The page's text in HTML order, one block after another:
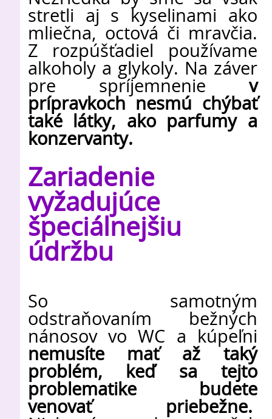
stretli aj s kyselinami ako
mliečna, octová či mravčia.
Z rozpúšťadiel používame
alkoholy a glykoly. Na záver
pre spríjemneniev
prípravkoch nesmú chýbať
také látky, ako parfumy a
konzervanty.
Zariadenie
vyžadujúce
špeciálnejšiu
údržbu
So samotným
odstraňovaním bežných
nánosov vo WC a kúpeľni
nemusíte mať až taký
problém, keď sa tejto
problematike budete
venovať priebežne.